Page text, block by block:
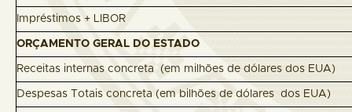
Impréstimos + LIBOR
ORÇAMENTO GERAL DO ESTADO
Receitas internas concreta (em milhões de dólares dos EUA)
Despesas Totais concreta (em bilhões de dólares dos EUA)